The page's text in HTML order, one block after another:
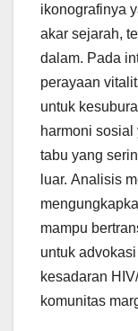
ikonografinya
akar sejarah,
dalam. Pada
perayaan
untuk
harmoni
tabu yang
luar. Analisis
mampu
untuk
kesadaran
komunitas